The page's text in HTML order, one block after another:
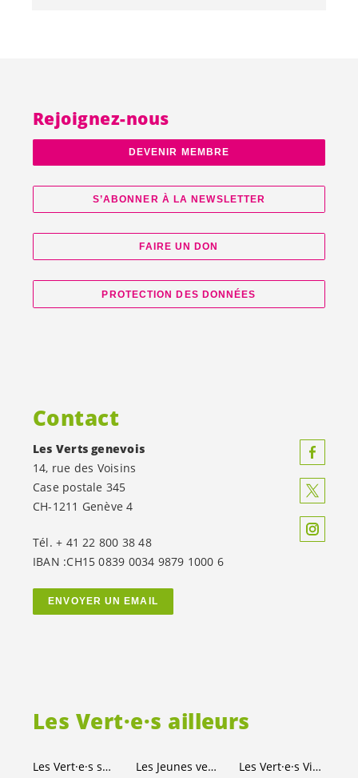
Les Vert·e·s ailleurs
Les Vert·e·s suisses Les Jeunes vert-e-s Les Vert·e·s Ville de Genève
Rejoignez-nous
DEVENIR MEMBRE
S’ABONNER À LA NEWSLETTER
FAIRE UN DON
PROTECTION DES DONNÉES
Contact
Les Verts genevois
14, rue des Voisins
Case postale 345
CH-1211 Genève 4
Tél. + 41 22 800 38 48
IBAN :CH15 0839 0034 9879 1000 6
ENVOYER UN EMAIL